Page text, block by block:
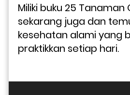
Miliki buku 25
sekarang juga dan
kesehatan alami yang
praktikkan setiap hari.